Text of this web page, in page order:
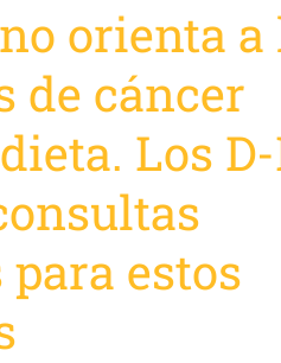
orienta a
de cáncer
Los
estos